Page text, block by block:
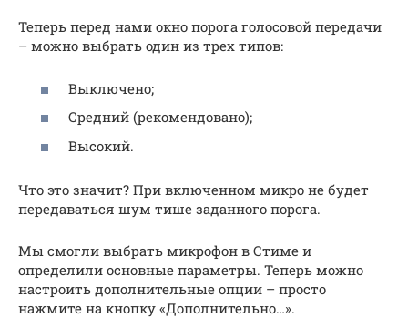
Теперь перед нами окно порога голосовой передачи
– можно выбрать один из трех типов:
Выключено;
Средний (рекомендовано);
Высокий.
Что это значит? При включенном микро не будет
передаваться шум тише заданного порога.
Мы смогли выбрать микрофон в Стиме и
определили основные параметры. Теперь можно
настроить дополнительные опции – просто
нажмите на кнопку «Дополнительно…».